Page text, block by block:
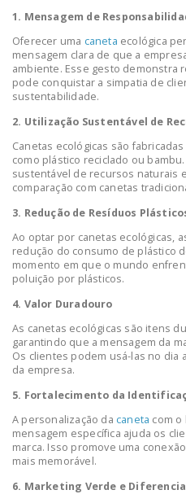
1. Mensagem de
Oferecer uma caneta ecológica
mensagem clara de que a
ambiente. Esse gesto demonstra
pode conquistar a simpatia de
sustentabilidade.
2. Utilização Sustentável de
Canetas ecológicas são
como plástico reciclado ou
sustentável de recursos naturais
comparação com canetas
3. Redução de Resíduos
Ao optar por canetas ecológicas,
redução do consumo de plástico
momento em que o mundo
poluição por plásticos.
4. Valor Duradouro
As canetas ecológicas são itens
garantindo que a mensagem da
Os clientes podem usá-las no dia
da empresa.
5. Fortalecimento da
A personalização da caneta com o
mensagem específica ajuda os
marca. Isso promove uma
mais memorável.
6. Marketing Verde e